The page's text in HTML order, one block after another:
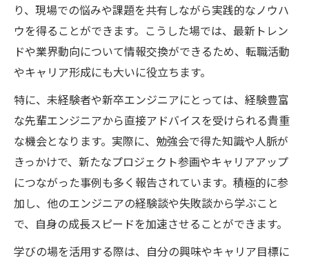
り、現場での悩みや課題を共有しながら実践的なノウハ
ウを得ることができます。こうした場では、最新トレン
ドや業界動向について情報交換ができるため、転職活動
やキャリア形成にも大いに役立ちます。
特に、未経験者や新卒エンジニアにとっては、経験豊富
な先輩エンジニアから直接アドバイスを受けられる貴重
な機会となります。実際に、勉強会で得た知識や人脈が
きっかけで、新たなプロジェクト参画やキャリアアップ
につながった事例も多く報告されています。積極的に参
加し、他のエンジニアの経験談や失敗談から学ぶこと
で、自身の成長スピードを加速させることができます。
学びの場を活用する際は、自分の興味やキャリア目標に